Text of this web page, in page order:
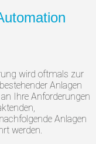
wird oftmals zur
Anlagen
Ihre Anforderungen
Anlagen
werden.